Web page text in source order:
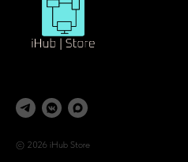
© 2026 iHub Store